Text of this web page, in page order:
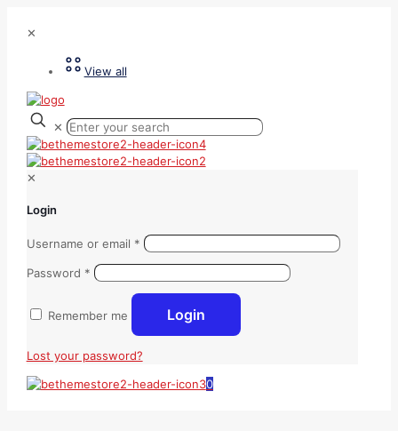
✕
View all
✕
✕
Login
Username or email *
Password *
Remember me Login
Lost your password?
0